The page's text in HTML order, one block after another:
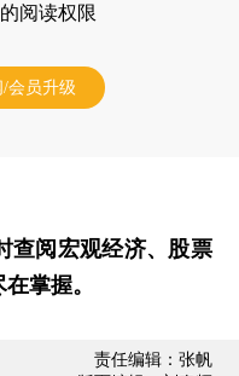
阅读权限
/会员升级
查阅宏观经济、股票
掌握。
责任编辑：张帆